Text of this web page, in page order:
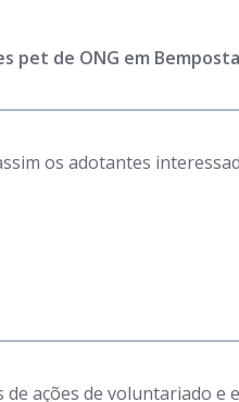
pet de ONG em
os adotantes
ações de voluntariado e